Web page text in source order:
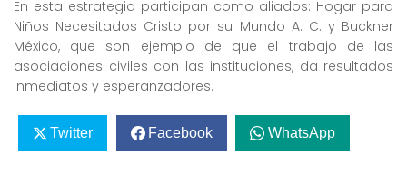
En esta estrategia participan como aliados: Hogar para
Niños Necesitados Cristo por su Mundo A. C. y Buckner
México, que son ejemplo de que el trabajo de las
asociaciones civiles con las instituciones, da resultados
inmediatos y esperanzadores.
Twitter Facebook WhatsApp